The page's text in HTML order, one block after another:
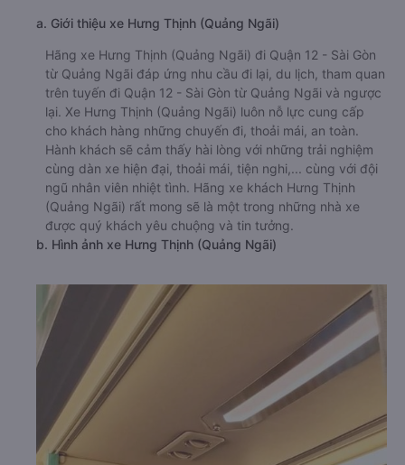
a. Giới thiệu xe Hưng Thịnh (Quảng Ngãi)
Hãng xe Hưng Thịnh (Quảng Ngãi) đi Quận 12 - Sài Gòn
từ Quảng Ngãi đáp ứng nhu cầu đi lại, du lịch, tham quan
trên tuyến đi Quận 12 - Sài Gòn từ Quảng Ngãi và ngược
lại. Xe Hưng Thịnh (Quảng Ngãi) luôn nỗ lực cung cấp
cho khách hàng những chuyến đi, thoải mái, an toàn.
Hành khách sẽ cảm thấy hài lòng với những trải nghiệm
cùng dàn xe hiện đại, thoải mái, tiện nghi,... cùng với đội
ngũ nhân viên nhiệt tình. Hãng xe khách Hưng Thịnh
(Quảng Ngãi) rất mong sẽ là một trong những nhà xe
được quý khách yêu chuộng và tin tưởng.
b. Hình ảnh xe Hưng Thịnh (Quảng Ngãi)